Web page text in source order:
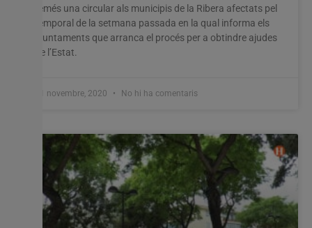
remés una circular als municipis de la Ribera afectats pel
temporal de la setmana passada en la qual informa els
ajuntaments que arranca el procés per a obtindre ajudes
de l’Estat.
11 novembre, 2020 No hi ha comentaris